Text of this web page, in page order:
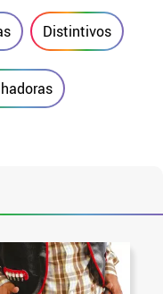
Distintivos